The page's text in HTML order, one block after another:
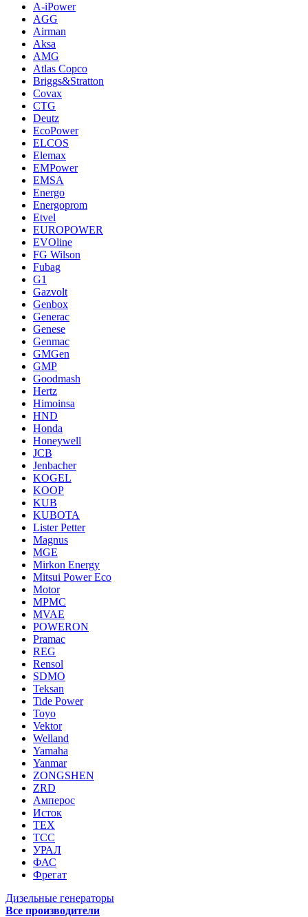
A-iPower
AGG
Airman
Aksa
AMG
Atlas Copco
Briggs&Stratton
Covax
CTG
Deutz
EcoPower
ELCOS
Elemax
EMPower
EMSA
Energo
Energoprom
Etvel
EUROPOWER
EVOline
FG Wilson
Fubag
G1
Gazvolt
Genbox
Generac
Genese
Genmac
GMGen
GMP
Goodmash
Hertz
Himoinsa
HND
Honda
Honeywell
JCB
Jenbacher
KOGEL
KOOP
KUB
KUBOTA
Lister Petter
Magnus
MGE
Mirkon Energy
Mitsui Power Eco
Motor
MPMC
MVAE
POWERON
Pramac
REG
Rensol
SDMO
Teksan
Tide Power
Toyo
Vektor
Welland
Yamaha
Yanmar
ZONGSHEN
ZRD
Амперос
Исток
ТЕХ
ТСС
УРАЛ
ФАС
Фрегат
Дизельные генераторы
Все производители